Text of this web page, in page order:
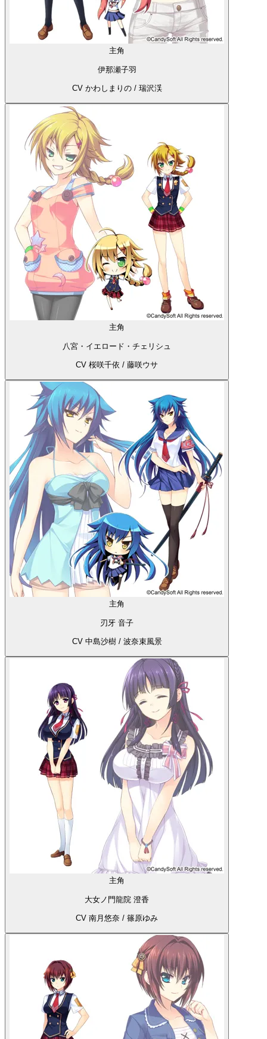
主角
伊那瀬子羽
CV かわしまりの / 瑞沢渓
主角
八宮・イエロード・チェリシュ
CV 桜咲千依 / 藤咲ウサ
主角
刃牙 音子
CV 中島沙樹 / 波奈束風景
主角
大女ノ門龍院 澄香
CV 南月悠奈 / 篠原ゆみ